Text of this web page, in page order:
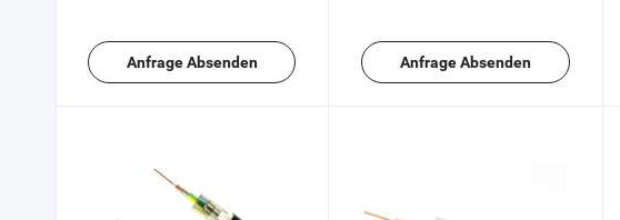
Anfrage Absenden Anfrage Absenden